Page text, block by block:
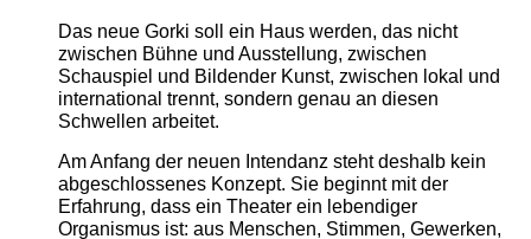
Das neue Gorki soll ein Haus werden, das nicht
zwischen Bühne und Ausstellung, zwischen
Schauspiel und Bildender Kunst, zwischen lokal und
international trennt, sondern genau an diesen
Schwellen arbeitet.
Am Anfang der neuen Intendanz steht deshalb kein
abgeschlossenes Konzept. Sie beginnt mit der
Erfahrung, dass ein Theater ein lebendiger
Organismus ist: aus Menschen, Stimmen, Gewerken,